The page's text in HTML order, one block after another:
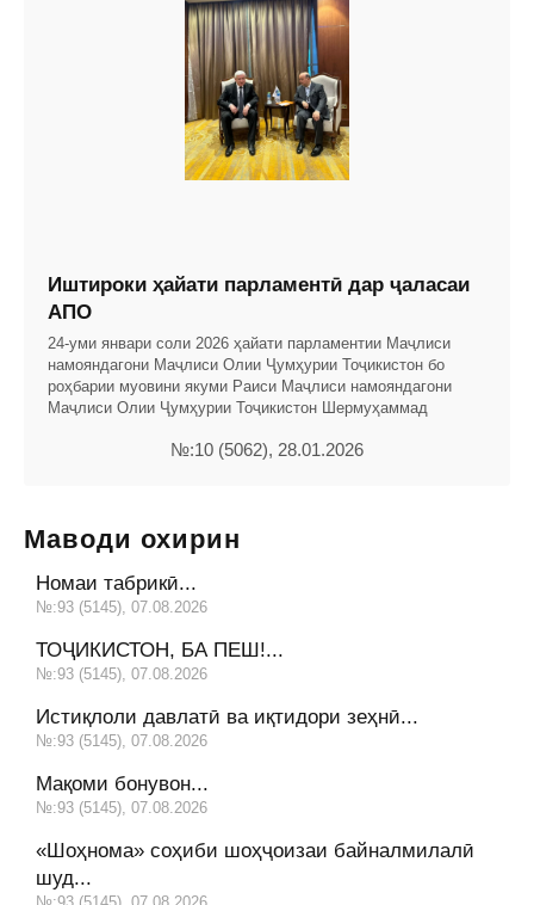
Иштироки ҳайати парламентӣ дар ҷаласаи
АПО
24-уми январи соли 2026 ҳайати парламентии Маҷлиси
намояндагони Маҷлиси Олии Ҷумҳурии Тоҷикистон бо
роҳбарии муовини якуми Раиси Маҷлиси намояндагони
Маҷлиси Олии Ҷумҳурии Тоҷикистон Шермуҳаммад
№:10 (5062), 28.01.2026
Маводи охирин
Номаи табрикӣ...
№:93 (5145), 07.08.2026
ТОҶИКИСТОН, БА ПЕШ!...
№:93 (5145), 07.08.2026
Истиқлоли давлатӣ ва иқтидори зеҳнӣ...
№:93 (5145), 07.08.2026
Мақоми бонувон...
№:93 (5145), 07.08.2026
«Шоҳнома» соҳиби шоҳҷоизаи байналмилалӣ
шуд...
№:93 (5145), 07.08.2026